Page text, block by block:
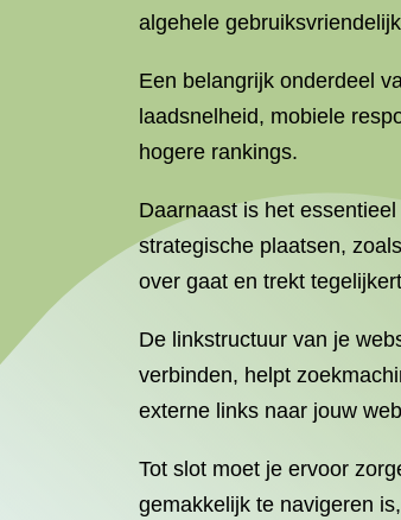
algehele
Een belangrijk onderdeel
laadsnelheid, mobiele
hogere rankings.
Daarnaast is het
strategische plaatsen,
over gaat en trekt
De linkstructuur van je
verbinden, helpt
externe links naar jouw
Tot slot moet je ervoor
gemakkelijk te navigeren